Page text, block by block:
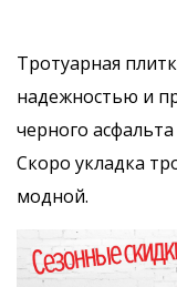
Тротуарная
надежностью и
черного
Скоро укладка
модной.